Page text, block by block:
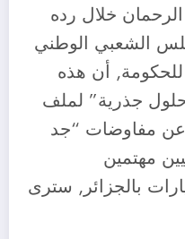
خلال رده
الشعبي الوطني
أن هذه
جذرية” لملف
عن مفاوضات “جد
مهتمين
بالجزائر, سترى